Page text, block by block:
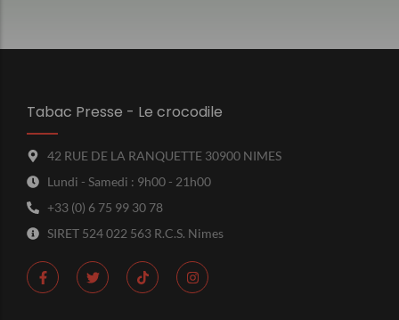
Tabac Presse - Le crocodile
42 RUE DE LA RANQUETTE 30900 NIMES
Lundi - Samedi : 9h00 - 21h00
+33 (0) 6 75 99 30 78
SIRET 524 022 563 R.C.S. Nimes